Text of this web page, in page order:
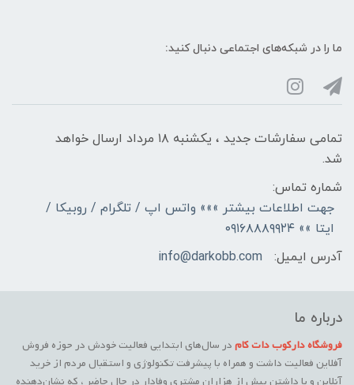
ما را در شبکه‌های اجتماعی دنبال کنید:
تمامی سفارشات جدید ، یکشنبه ۱۸ مرداد ارسال خواهد
شد.
شماره تماس:
جهت اطلاعات بیشتر »»» واتس اپ / تلگرام / روبیکا /
ایتا »» ۰۹۱۶۸۸۸۹۹۲۴
آدرس ایمیل:
info@darkobb.com
درباره ما
فروشگاه دارکوب دات کامدر سال‌های ابتدایی فعالیت خودش در حوزه فروش
آفلاین فعالیت داشت و همراه با پیشرفت تکنولوژی و استقبال مردم از خرید